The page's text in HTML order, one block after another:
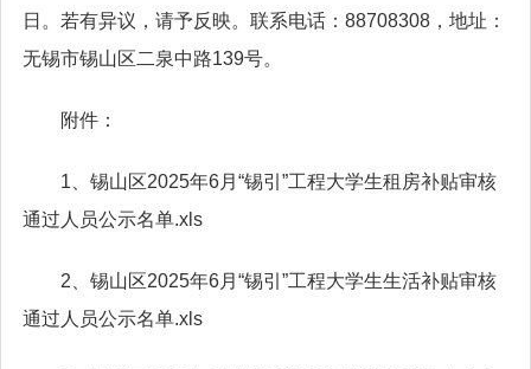
日。若有异议，请予反映。联系电话：88708308，地址：
无锡市锡山区二泉中路139号。
附件：
1、 锡山区2025年6月“锡引”工程大学生租房补贴审核
通过人员公示名单.xls
2、 锡山区2025年6月“锡引”工程大学生生活补贴审核
通过人员公示名单.xls